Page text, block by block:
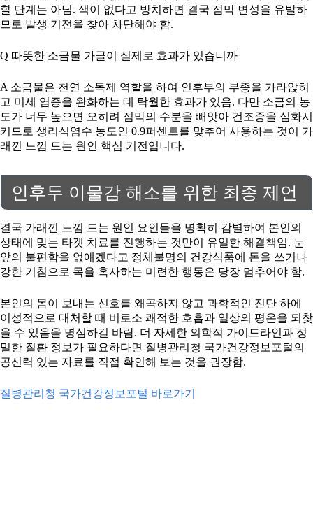
할 단계는 아님. 색이 없다고 방치하면 결국 점막 변성을 유발하
므로 발생 기전을 찾아 차단해야 함.
Q 따뜻한 소금물 가글이 실제로 효과가 있습니까
A 소금물은 천연 소독제 역할을 하여 인후부의 부종을 가라앉히
고 미세 염증을 완화하는 데 탁월한 효과가 있음. 다만 소금의 농
도가 너무 높으면 오히려 점막의 수분을 빼앗아 건조증을 심화시
키므로 생리식염수 농도인 0.9퍼센트를 맞추어 사용하는 것이 가
래낀 느낌 드는 원인 핵심 기전입니다.
인후두 이물감 해소를 위한 최종 제언
결국 가래낀 느낌 드는 원인 요인들을 명확히 감별하여 본인의
상태에 맞는 타겟 치료를 진행하는 것만이 유일한 해결책임. 눈
앞의 불편함을 없애겠다고 정체불명의 건강식품에 돈을 쓰거나
강한 기침으로 목을 혹사하는 미련한 행동은 당장 멈추어야 함.
본인의 몸이 보내는 신호를 왜곡하지 않고 과학적인 진단 하에
이성적으로 대처할 때 비로소 쾌적한 호흡과 일상의 평온을 되찾
을 수 있음을 명심하길 바람. 더 자세한 의학적 가이드라인과 정
밀한 질환 정보가 필요하다면 질병관리청 국가건강정보포털의
공신력 있는 자료를 직접 확인해 보는 것을 권장함.
질병관리청 국가건강정보포털 바로가기